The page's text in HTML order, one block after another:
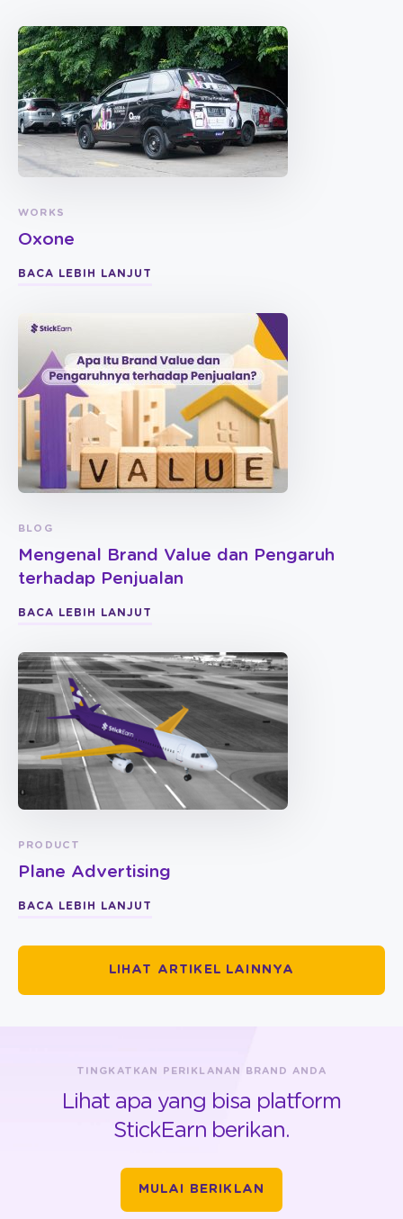
WORKS
Oxone
BACA LEBIH LANJUT
BLOG
Mengenal Brand Value dan Pengaruh
terhadap Penjualan
BACA LEBIH LANJUT
PRODUCT
Plane Advertising
BACA LEBIH LANJUT
LIHAT ARTIKEL LAINNYA
TINGKATKAN PERIKLANAN BRAND ANDA
Lihat apa yang bisa platform
StickEarn berikan.
MULAI BERIKLAN